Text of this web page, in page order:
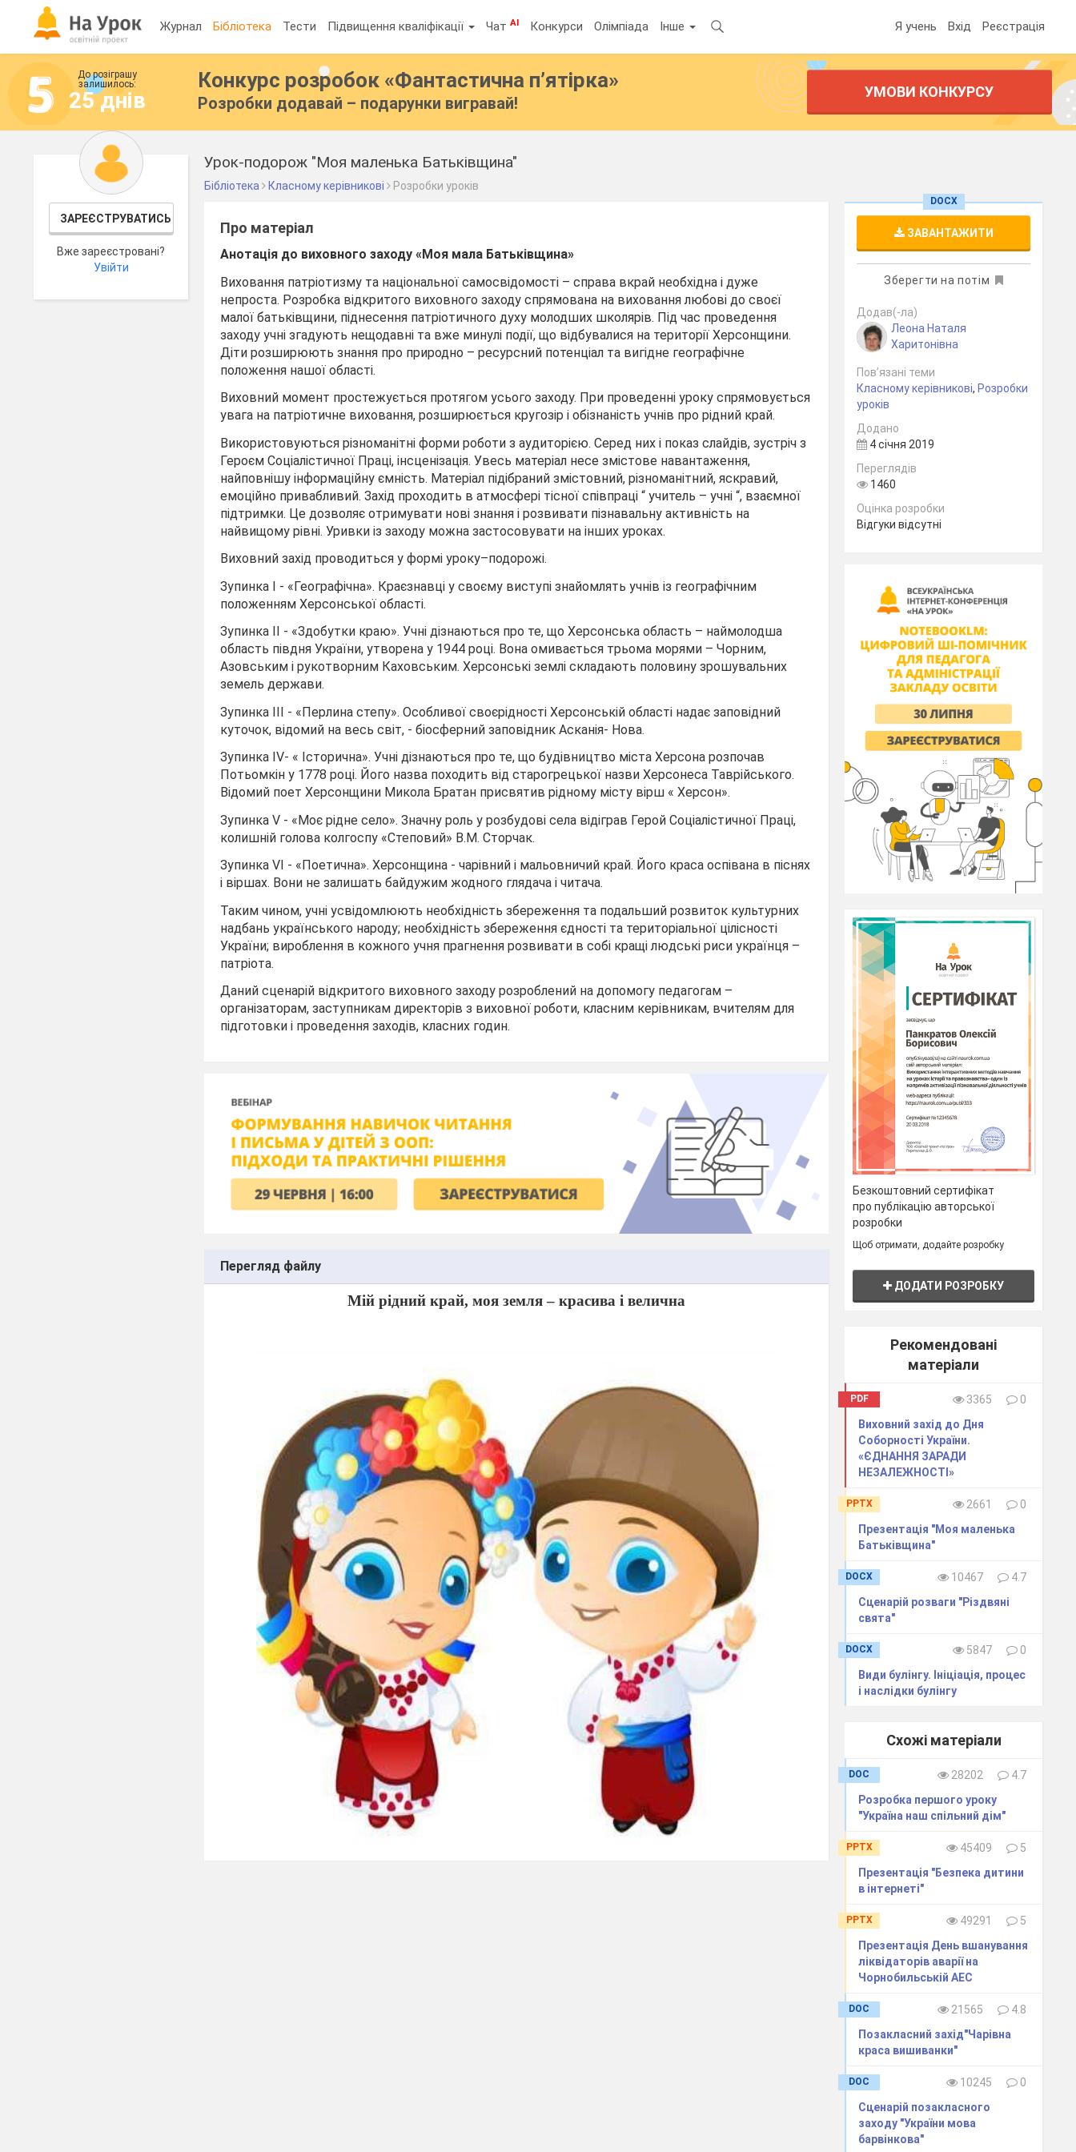
Журнал Бібліотека Тести Підвищення кваліфікації ЧатAI Конкурси Олімпіада Інше Я учень Вхід Реєстрація
До розіграшу
залишилось:
25 днів
Конкурс розробок «Фантастична п’ятірка»
Розробки додавай – подарунки вигравай!
УМОВИ КОНКУРСУ
ЗАРЕЄСТРУВАТИСЬ
Вже зареєстровані?
Увійти
Урок-подорож "Моя маленька Батьківщина"
Бібліотека Класному керівникові Розробки уроків
Про матеріал
Анотація до виховного заходу «Моя мала Батьківщина»
Виховання патріотизму та національної самосвідомості – справа вкрай необхідна і дуже
непроста. Розробка відкритого виховного заходу спрямована на виховання любові до своєї
малої батьківщини, піднесення патріотичного духу молодших школярів. Під час проведення
заходу учні згадують нещодавні та вже минулі події, що відбувалися на території Херсонщини.
Діти розширюють знання про природно – ресурсний потенціал та вигідне географічне
положення нашої області.
Виховний момент простежується протягом усього заходу. При проведенні уроку спрямовується
увага на патріотичне виховання, розширюється кругозір і обізнаність учнів про рідний край.
Використовуються різноманітні форми роботи з аудиторією. Серед них і показ слайдів, зустріч з
Героєм Соціалістичної Праці, інсценізація. Увесь матеріал несе змістове навантаження,
найповнішу інформаційну ємність. Матеріал підібраний змістовний, різноманітний, яскравий,
емоційно привабливий. Захід проходить в атмосфері тісної співпраці “ учитель – учні “, взаємної
підтримки. Це дозволяє отримувати нові знання і розвивати пізнавальну активність на
найвищому рівні. Уривки із заходу можна застосовувати на інших уроках.
Виховний захід проводиться у формі уроку–подорожі.
Зупинка I - «Географічна». Краєзнавці у своєму виступі знайомлять учнів із географічним
положенням Херсонської області.
Зупинка II - «Здобутки краю». Учні дізнаються про те, що Херсонська область – наймолодша
область півдня України, утворена у 1944 році. Вона омивається трьома морями – Чорним,
Азовським і рукотворним Каховським. Херсонські землі складають половину зрошувальних
земель держави.
Зупинка III - «Перлина степу». Особливої своєрідності Херсонській області надає заповідний
куточок, відомий на весь світ, - біосферний заповідник Асканія- Нова.
Зупинка IV- « Історична». Учні дізнаються про те, що будівництво міста Херсона розпочав
Потьомкін у 1778 році. Його назва походить від старогрецької назви Херсонеса Таврійського.
Відомий поет Херсонщини Микола Братан присвятив рідному місту вірш « Херсон».
Зупинка V - «Моє рідне село». Значну роль у розбудові села відіграв Герой Соціалістичної Праці,
колишній голова колгоспу «Степовий» В.М. Сторчак.
Зупинка VI - «Поетична». Херсонщина - чарівний і мальовничий край. Його краса оспівана в піснях
і віршах. Вони не залишать байдужим жодного глядача і читача.
Таким чином, учні усвідомлюють необхідність збереження та подальший розвиток культурних
надбань українського народу; необхідність збереження єдності та територіальної цілісності
України; вироблення в кожного учня прагнення розвивати в собі кращі людські риси українця –
патріота.
Даний сценарій відкритого виховного заходу розроблений на допомогу педагогам –
організаторам, заступникам директорів з виховної роботи, класним керівникам, вчителям для
підготовки і проведення заходів, класних годин.
Перегляд файлу
Мій рідний край, моя земля – красива і велична
DOCX
ЗАВАНТАЖИТИ
Зберегти на потім
Додав(-ла)
Леона Наталя
Харитонівна
Пов’язані теми
Класному керівникові, Розробки
уроків
Додано
4 січня 2019
Переглядів
1460
Оцінка розробки
Відгуки відсутні
Безкоштовний сертифікат
про публікацію авторської
розробки
Щоб отримати, додайте розробку
ДОДАТИ РОЗРОБКУ
Рекомендовані
матеріали
PDF 3365
0
Виховний захід до Дня
Соборності України.
«ЄДНАННЯ ЗАРАДИ
НЕЗАЛЕЖНОСТІ»
PPTX 2661
0
Презентація "Моя маленька
Батьківщина"
DOCX 10467
4.7
Сценарій розваги "Різдвяні
свята"
DOCX 5847
0
Види булінгу. Ініціація, процес
і наслідки булінгу
Схожі матеріали
DOC 28202
4.7
Розробка першого уроку
"Україна наш спільний дім"
PPTX 45409
5
Презентація "Безпека дитини
в інтернеті"
PPTX 49291
5
Презентація День вшанування
ліквідаторів аварії на
Чорнобильській АЕС
DOC 21565
4.8
Позакласний захід"Чарівна
краса вишиванки"
DOC 10245
0
Сценарій позакласного
заходу "України мова
барвінкова"